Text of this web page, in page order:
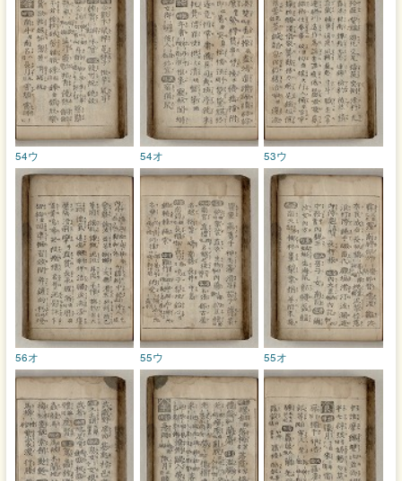
53ウ
54オ
54ウ
55オ
55ウ
56オ